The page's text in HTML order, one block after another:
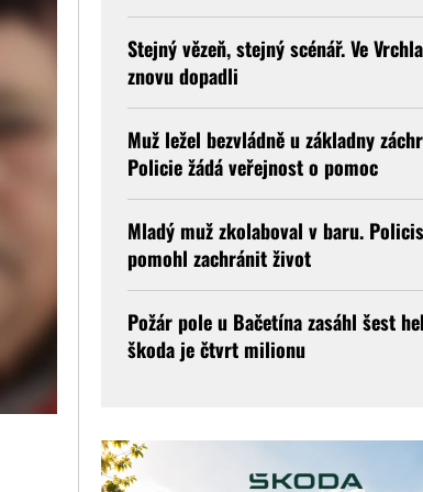
Stejný vězeň, stejný scénář. Ve
znovu dopadli
Muž ležel bezvládně u základny
Policie žádá veřejnost o pomoc
Mladý muž zkolaboval v baru.
pomohl zachránit život
Požár pole u Bačetína zasáhl šest
škoda je čtvrt milionu